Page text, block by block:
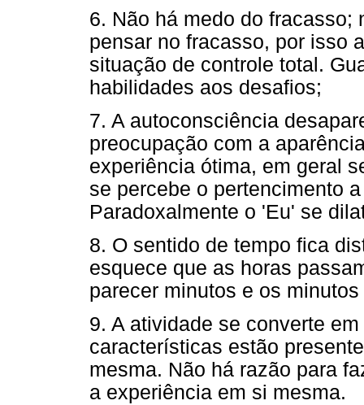
6. Não há medo do fracasso;
pensar no fracasso, por isso
situação de controle total.
habilidades aos desafios;
7. A autoconsciência
preocupação com a
experiência ótima, em geral
se percebe o pertencimento
Paradoxalmente o 'Eu' se
8. O sentido de tempo fica
esquece que as horas
parecer minutos e os
9. A atividade se converte
características estão
mesma. Não há razão para
a experiência em si mesma.